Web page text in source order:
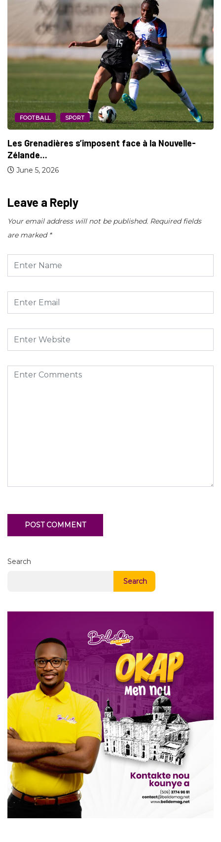
EDUCATION SEXUELLE SANTÉ
Le Syndrome des ovaires polykystiques (SOPK)
change...
May 13, 2026
Leave a Reply
Your email address will not be published. Required fields
are marked *
Search
Search